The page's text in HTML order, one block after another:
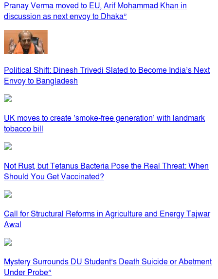
Pranay Verma moved to EU, Arif Mohammad Khan in
discussion as next envoy to Dhaka”
Political Shift: Dinesh Trivedi Slated to Become India’s Next
Envoy to Bangladesh
UK moves to create ‘smoke-free generation’ with landmark
tobacco bill
Not Rust, but Tetanus Bacteria Pose the Real Threat: When
Should You Get Vaccinated?
Call for Structural Reforms in Agriculture and Energy Tajwar
Awal
Mystery Surrounds DU Student’s Death Suicide or Abetment
Under Probe”